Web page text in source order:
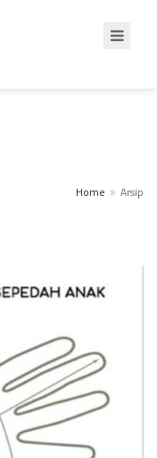
Home Arsip